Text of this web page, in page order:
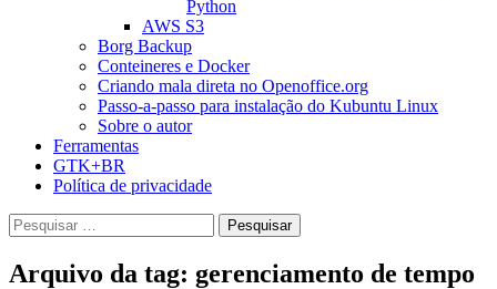
Python
AWS S3
Borg Backup
Conteineres e Docker
Criando mala direta no Openoffice.org
Passo-a-passo para instalação do Kubuntu Linux
Sobre o autor
Ferramentas
GTK+BR
Política de privacidade
Pesquisar
por:
Arquivo da tag: gerenciamento de tempo